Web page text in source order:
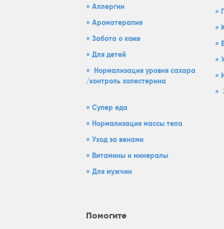
Aллергии
Ароматерапия
Забота о коже
Для детей
Нормализация уровня сахара
/контроль холестерина
Супер еда
Нормализация массы тела
Уход за венами
Витамины и минералы
Для мужчин
Помогите